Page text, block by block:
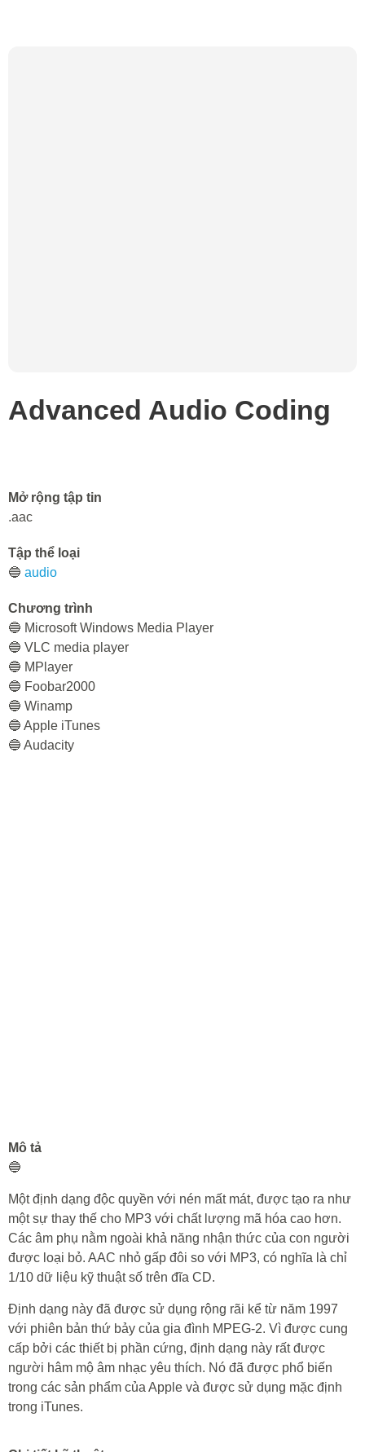
Advanced Audio Coding
Mở rộng tập tin
.aac
Tập thể loại
🔵 audio
Chương trình
🔵 Microsoft Windows Media Player
🔵 VLC media player
🔵 MPlayer
🔵 Foobar2000
🔵 Winamp
🔵 Apple iTunes
🔵 Audacity
Mô tả
🔵
Một định dạng độc quyền với nén mất mát, được tạo ra như
một sự thay thế cho MP3 với chất lượng mã hóa cao hơn.
Các âm phụ nằm ngoài khả năng nhận thức của con người
được loại bỏ. AAC nhỏ gấp đôi so với MP3, có nghĩa là chỉ
1/10 dữ liệu kỹ thuật số trên đĩa CD.
Định dạng này đã được sử dụng rộng rãi kể từ năm 1997
với phiên bản thứ bảy của gia đình MPEG-2. Vì được cung
cấp bởi các thiết bị phần cứng, định dạng này rất được
người hâm mộ âm nhạc yêu thích. Nó đã được phổ biến
trong các sản phẩm của Apple và được sử dụng mặc định
trong iTunes.